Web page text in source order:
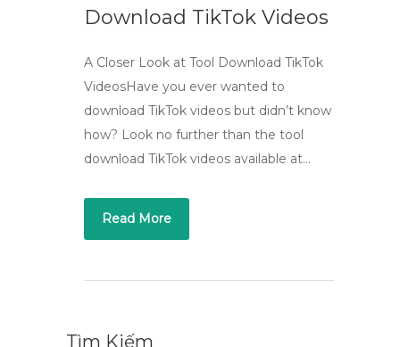
Download TikTok Videos
A Closer Look at Tool Download TikTok
VideosHave you ever wanted to
download TikTok videos but didn’t know
how? Look no further than the tool
download TikTok videos available at…
Read More
Tìm Kiếm